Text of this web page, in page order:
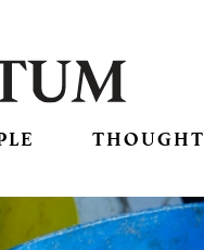
THOUGHT